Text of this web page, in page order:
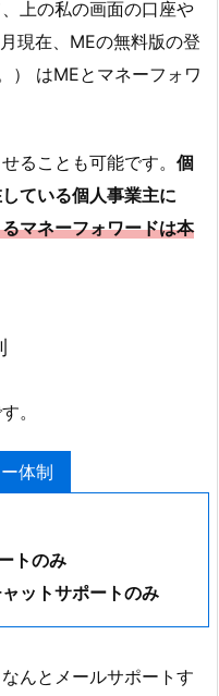
上の私の画面の口座や
現在、MEの無料版の登
） はMEとマネーフォワ
ることも可能です。 個
ている個人事業主に
マネーフォワードは本
。
体制
トのみ
ャットサポートのみ
んとメールサポートす